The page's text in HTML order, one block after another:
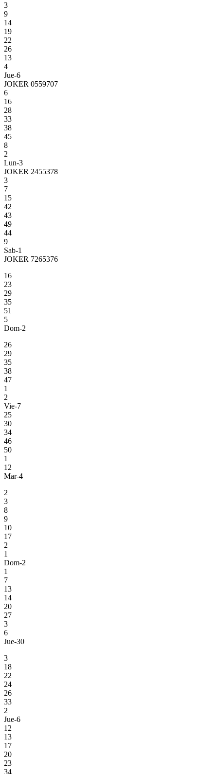
3
9
14
19
22
26
13
4
Jue-6
JOKER 0559707
6
16
28
33
38
45
8
2
Lun-3
JOKER 2455378
3
7
15
42
43
49
44
9
Sab-1
JOKER 7265376
16
23
29
35
51
5
Dom-2
26
29
35
38
47
1
2
Vie-7
25
30
34
46
50
1
12
Mar-4
2
3
8
9
10
17
2
1
Dom-2
1
7
13
14
20
27
3
6
Jue-30
3
18
22
24
26
33
2
Jue-6
12
13
17
20
23
34